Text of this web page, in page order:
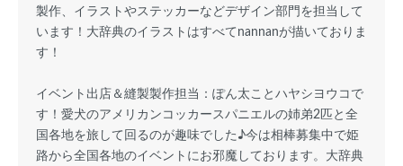
製作、イラストやステッカーなどデザイン部門を担当して
います！大辞典のイラストはすべてnannanが描いておりま
す！
イベント出店＆縫製製作担当：ぽん太ことハヤシヨウコで
す！愛犬のアメリカンコッカースパニエルの姉弟2匹と全
国各地を旅して回るのが趣味でした♪今は相棒募集中で姫
路から全国各地のイベントにお邪魔しております。大辞典